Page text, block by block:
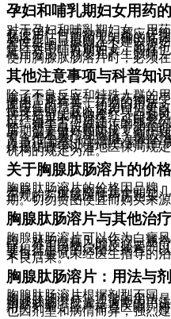
孕妇和哺乳期妇女用药
对于孕妇和哺乳期妇女，用
在使用任何药物前，都应仔
肠溶片，目前尚无明确的临
全性影响。原则上不建议孕
在医生的严密评估下，充分
定。对于哺乳期妇女，同样
乳汁分泌，对婴儿产生影响
使用胸腺肽肠溶片时，必须
其他注意事项与科普知识
除了不良反应和特殊人群的
事项需要注意。任何药物在
使用。所有关于药物的用法
照医生的指导，切勿自行更
性皮肤病，其临床表现为乳
搓揉后可能略微发红。白癜
亡。如果不加治疗，可能会
以结婚生育，且遗传的概率
性。对于白斑面积小于50%
后期需要做好预防反复的护
者，则着重控制病情、预防
富含维生素C(注意摄入量)的
入量)可能会抑制黑色素的合
保报销政策以当地医保局规
机构的规定为准。
关于胸腺肽肠溶片的价
胸腺肽肠溶片的价格因品牌
差异。一般价格在几十元到
正规的药店或医院药房购买
期。切勿贪图便宜而购买来
胸腺肽肠溶片与其他治
胸腺肽肠溶片可以作为白癜
段。对于白癜风的治疗，通
疗、外用药物、以及必要的
要根据患者的病情、病程、
要自行尝试未经医生指导的
不良后果。
胸腺肽肠溶片：用法与
胸腺肽肠溶片根据剂型不同
胸腺肽肠溶片，通常的用法
胸腺肽肠溶胶囊，通常的用
用药剂量，应严格遵医嘱。
也因剂型和病情而异，强烈